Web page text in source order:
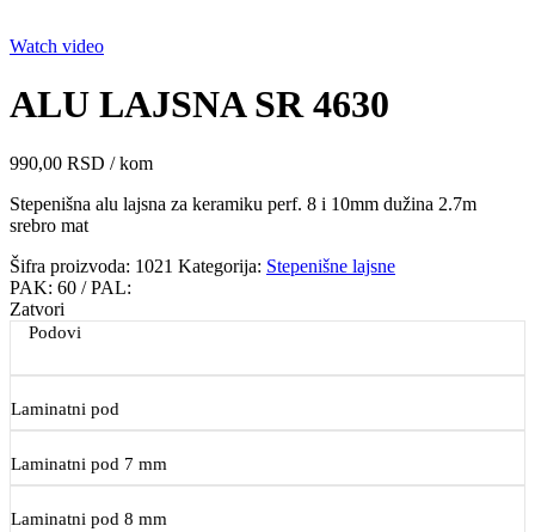
Watch video
ALU LAJSNA SR 4630
990,00 RSD / kom
Stepenišna alu lajsna za keramiku perf. 8 i 10mm dužina 2.7m
srebro mat
Šifra proizvoda: 1021 Kategorija: Stepenišne lajsne
PAK: 60 / PAL:
Zatvori
Podovi
Laminatni pod
Laminatni pod 7 mm
Laminatni pod 8 mm